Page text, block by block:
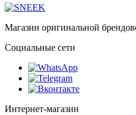
Магазин оригинальной
Социальные сети
Интернет-магазин